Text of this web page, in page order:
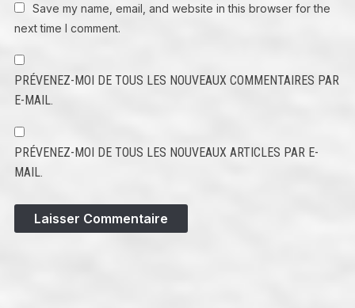
Save my name, email, and website in this browser for the
next time I comment.
PRÉVENEZ-MOI DE TOUS LES NOUVEAUX COMMENTAIRES PAR
E-MAIL.
PRÉVENEZ-MOI DE TOUS LES NOUVEAUX ARTICLES PAR E-
MAIL.